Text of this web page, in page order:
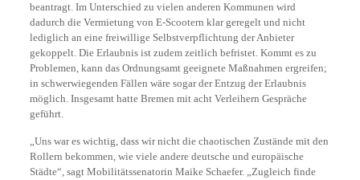
beantragt. Im Unterschied zu vielen anderen Kommunen wird
dadurch die Vermietung von E-Scootern klar geregelt und nicht
lediglich an eine freiwillige Selbstverpflichtung der Anbieter
gekoppelt. Die Erlaubnis ist zudem zeitlich befristet. Kommt es zu
Problemen, kann das Ordnungsamt geeignete Maßnahmen ergreifen;
in schwerwiegenden Fällen wäre sogar der Entzug der Erlaubnis
möglich. Insgesamt hatte Bremen mit acht Verleihern Gespräche
geführt.
„Uns war es wichtig, dass wir nicht die chaotischen Zustände mit den
Rollern bekommen, wie viele andere deutsche und europäische
Städte“, sagt Mobilitätssenatorin Maike Schaefer. „Zugleich finde